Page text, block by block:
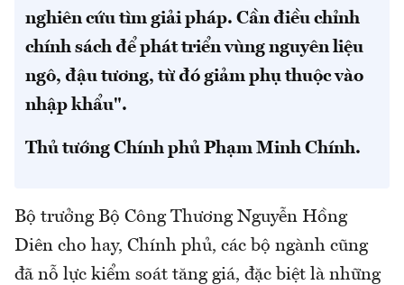
nghiên cứu tìm giải pháp. Cần điều chỉnh
chính sách để phát triển vùng nguyên liệu
ngô, đậu tương, từ đó giảm phụ thuộc vào
nhập khẩu".
Thủ tướng Chính phủ Phạm Minh Chính.
Bộ trưởng Bộ Công Thương Nguyễn Hồng
Diên cho hay, Chính phủ, các bộ ngành cũng
đã nỗ lực kiểm soát tăng giá, đặc biệt là những